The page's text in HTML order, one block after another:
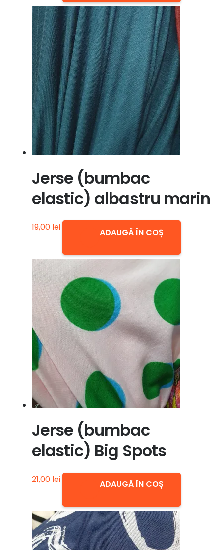
Jerse (bumbac
elastic) albastru marin
19,00 lei ADAUGĂ ÎN COȘ
Jerse (bumbac
elastic) Big Spots
21,00 lei ADAUGĂ ÎN COȘ